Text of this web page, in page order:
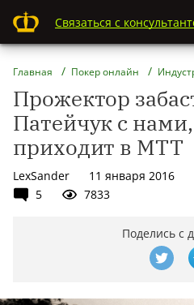
Связаться с
Главная Покер онлайн
Прожектор
Патейчук с
приходит в МТТ
LexSander
11 января 2016
5
7833
Поделись с